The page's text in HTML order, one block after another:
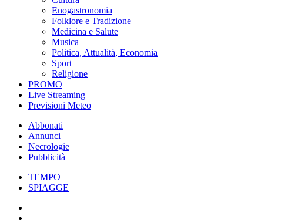
Enogastronomia
Folklore e Tradizione
Medicina e Salute
Musica
Politica, Attualità, Economia
Sport
Religione
PROMO
Live Streaming
Previsioni Meteo
Abbonati
Annunci
Necrologie
Pubblicità
TEMPO
SPIAGGE